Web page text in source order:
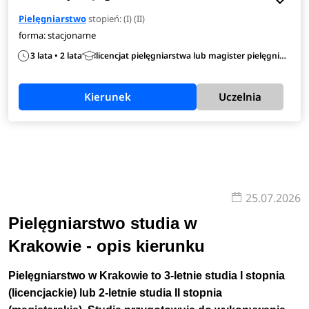
Predyspozycje
Dobry kandydat na studia na kierunku pielęgniarstwo
umiejętnościami komunikacyjnymi.Poza tymi
kompetencjami miękkimi warto również wykazywać się
Aby znaleźć się na liście studentów pielęgniarstwa trzeba
zdawać maturę z takich przedmiotów jak
matematyka, fizyka lub język obcy nowożytny
Napisanie tych przedmiotów na poziomie rozszerzonym
znacząco zwiększy Twoje szanse na zakwalifikowanie się.
Pielęgniarstwostopień: (I) (II)
forma: stacjonarne
3 lata • 2 lata licencjat pielęgniarstwa lub magister pielęgniarstwa
Kierunek Uczelnia
25.07.2026
Pielęgniarstwo studia w
Krakowie - opis kierunku
Pielęgniarstwo w Krakowie to 3-letnie studia I stopnia
(licencjackie) lub 2-letnie studia II stopnia